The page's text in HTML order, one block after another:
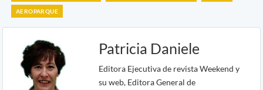
AEROPARQUE
Patricia Daniele
Editora Ejecutiva de revista Weekend y
su web, Editora General de